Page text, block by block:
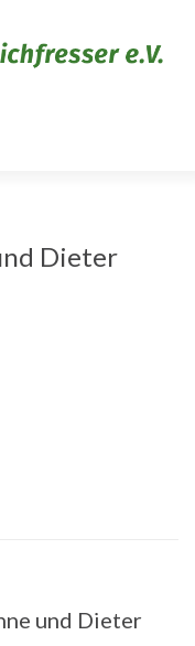
Dieter
und Dieter